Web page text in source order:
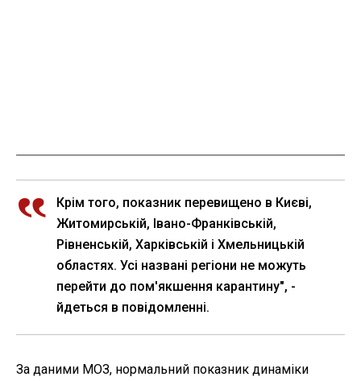
Крім того, показник перевищено в Києві,
Житомирській, Івано-Франківській,
Рівненській, Харківській і Хмельницькій
областях. Усі названі регіони не можуть
перейти до пом'якшення карантину", -
йдеться в повідомленні.
За даними МОЗ, нормальний показник динаміки